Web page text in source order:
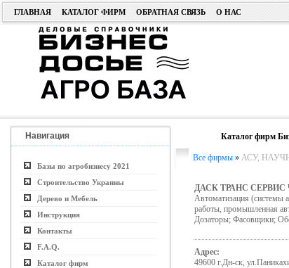
ГЛАВНАЯ КАТАЛОГ ФИРМ ОБРАТНАЯ СВЯЗЬ О НАС
Навигация
Базы по агробизнесу 2021
Строительство Украины
Дерево и Мебель
Инструкция
Контакты
F.A.Q.
Каталог фирм
Каталог фирм
Все фирмы» АСУ,
ДАСК ТРАНС СЕРВИС
Автоматизация (системы
работы, промышленная
Дозаторы; Фасовщики;
Адрес:
49600 г.Дн-ск,